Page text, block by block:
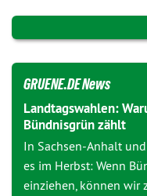
GRUENE.DE News
Landtagswahlen:
Bündnisgrün zählt
In Sachsen-Anhalt
es im Herbst: Wenn
einziehen, können wir